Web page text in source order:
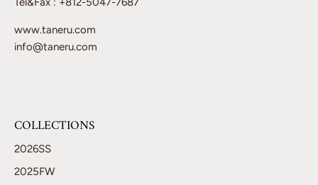
www.taneru.com
info@taneru.com
COLLECTIONS
2026SS
2025FW